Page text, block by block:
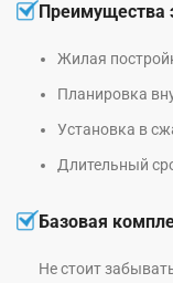
Преимущества
Жилая
Планировка
Установка в
Длительный
Базовая
Не стоит